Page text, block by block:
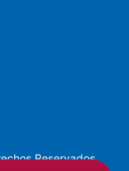
Reservados